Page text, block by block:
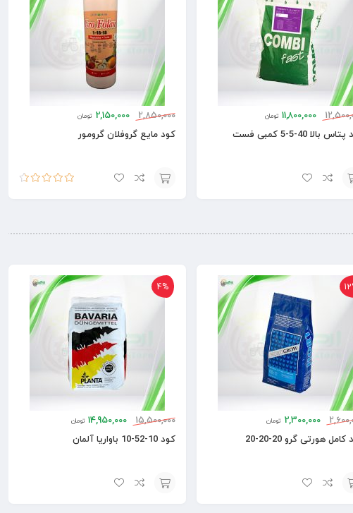
11,800,000 تومان
بالا 40-5-5 کمبی فست
2,850,000
2,150,000 تومان
کود مایع گروفلان گرومور
2,300,000 تومان
هورتی گرو 20-20-20
4%
15,500,000
14,950,000 تومان
کود 10-52-10 باواریا آلمان